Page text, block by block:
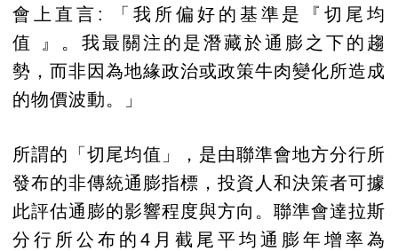
會上直言: 「我所偏好的基準是『切尾均
值 』。我最關注的是潛藏於通膨之下的趨
勢，而非因為地緣政治或政策牛肉變化所造成
的物價波動。」
所謂的「切尾均值」，是由聯準會地方分行所
發布的非傳統通膨指標，投資人和決策者可據
此評估通膨的影響程度與方向。聯準會達拉斯
分行所公布的4月截尾平均通膨年增率為